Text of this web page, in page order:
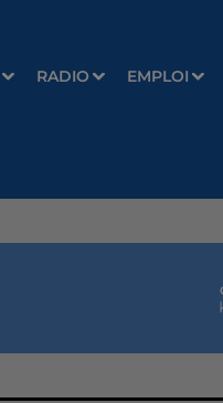
RADIO EMPLOI